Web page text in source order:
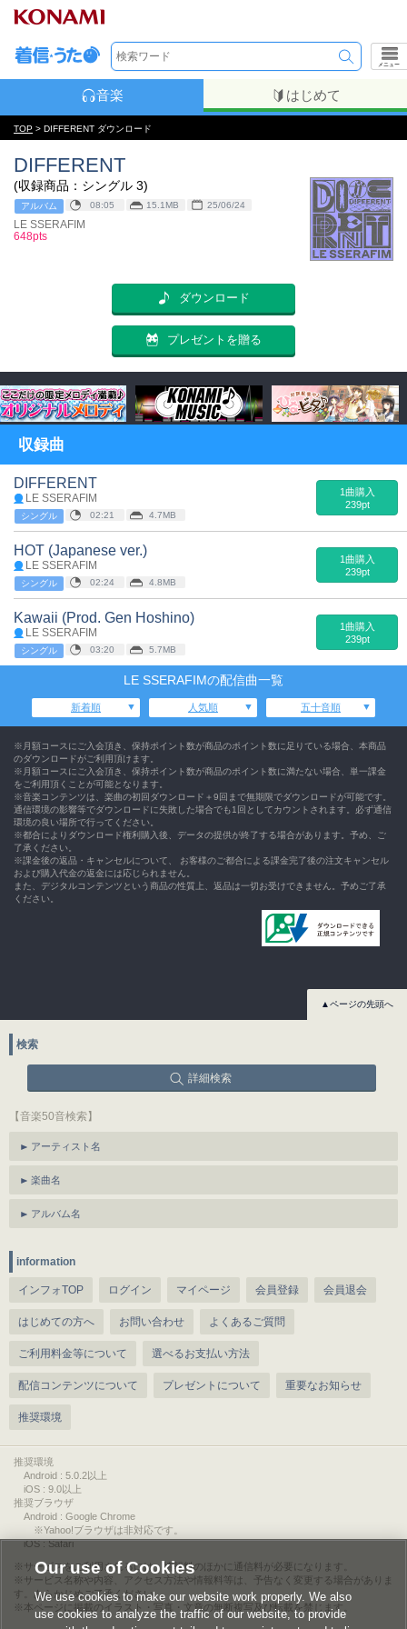
メニュー
音楽 はじめて
TOP > DIFFERENT ダウンロード
DIFFERENT
(収録商品：シングル 3)
アルバム 08:05 15.1MB 25/06/24
LE SSERAFIM
648pts
ダウンロード
プレゼントを贈る
収録曲
DIFFERENT
LE SSERAFIM
シングル 02:21 4.7MB
1曲購入
239pt
HOT (Japanese ver.)
LE SSERAFIM
シングル 02:24 4.8MB
1曲購入
239pt
Kawaii (Prod. Gen Hoshino)
LE SSERAFIM
シングル 03:20 5.7MB
1曲購入
239pt
LE SSERAFIMの配信曲一覧
新着順 人気順 五十音順
※月額コースにご入会頂き、保持ポイント数が商品のポイント数に足りている場合、本商品
のダウンロードがご利用頂けます。
※月額コースにご入会頂き、保持ポイント数が商品のポイント数に満たない場合、単一課金
をご利用頂くことが可能となります。
※音楽コンテンツは、楽曲の初回ダウンロード＋9回まで無期限でダウンロードが可能です。
通信環境の影響等でダウンロードに失敗した場合でも1回としてカウントされます。必ず通信
環境の良い場所で行ってください。
※都合によりダウンロード権利購入後、データの提供が終了する場合があります。予め、ご
了承ください。
※課金後の返品・キャンセルについて、 お客様のご都合による課金完了後の注文キャンセル
および購入代金の返金には応じられません。
また、デジタルコンテンツという商品の性質上、返品は一切お受けできません。予めご了承
ください。
▲ページの先頭へ
検索
詳細検索
【音楽50音検索】
アーティスト名
楽曲名
アルバム名
information
インフォTOP ログイン マイページ 会員登録 会員退会
はじめての方へ お問い合わせ よくあるご質問
ご利用料金等について 選べるお支払い方法
配信コンテンツについて プレゼントについて 重要なお知らせ
推奨環境
推奨環境
Android : 5.0.2以上
iOS : 9.0以上
推奨ブラウザ
Android : Google Chrome
※Yahoo!ブラウザは非対応です。
iOS : Safari
サービスをご利用されるには、情報料のほかに通信料が必要になります。
サービス名称や内容、アクセス方法や情報料等は、予告なく変更する場合がありま
す。あらかじめご了承ください。
本ページに掲載のイラスト・写真・文章の無断複写及び転載を禁じます。
Our use of Cookies
We use cookies to make our website work properly. We also
use cookies to analyze the traffic of our website, to provide